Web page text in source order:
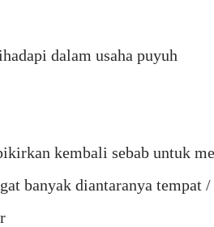
dalam usaha puyuh
kembali sebab untuk
banyak diantaranya tempat